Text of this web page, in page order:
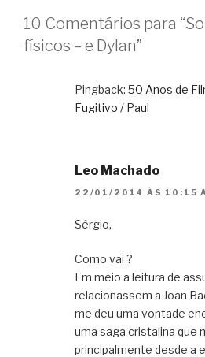
10 Comentários para
físicos – e Dylan”
Pingback: 50 Anos de
Fugitivo / Paul
Leo Machado
22/01/2014 ÀS 10:15
Sérgio,
Como vai ?
Em meio a leitura de
relacionassem a Joan
me deu uma vontade
uma saga cristalina que
principalmente desde a